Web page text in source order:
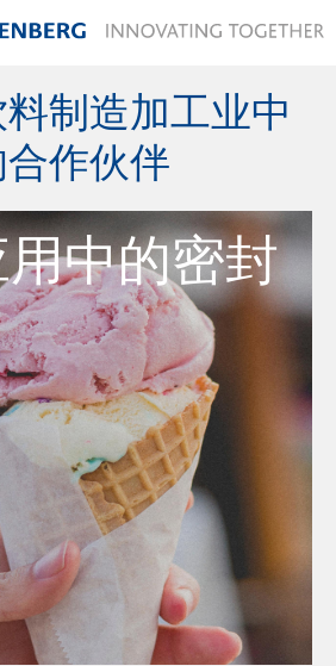
制造加工业中
作伙伴
中的密封